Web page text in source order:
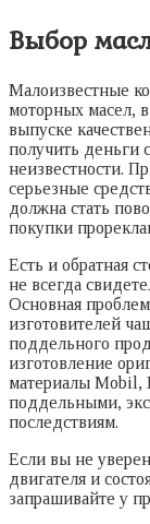
Выбор
Малоизвестные
моторных масел,
выпуске
получить деньги
неизвестности.
серьезные
должна стать
покупки
Есть и обратная
не всегда
Основная
изготовителей
поддельного
изготовление
материалы Mobil,
поддельными,
последствиям.
Если вы не
двигателя и
запрашивайте у